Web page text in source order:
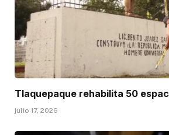
Tlaquepaque rehabilita 50
julio 17, 2026